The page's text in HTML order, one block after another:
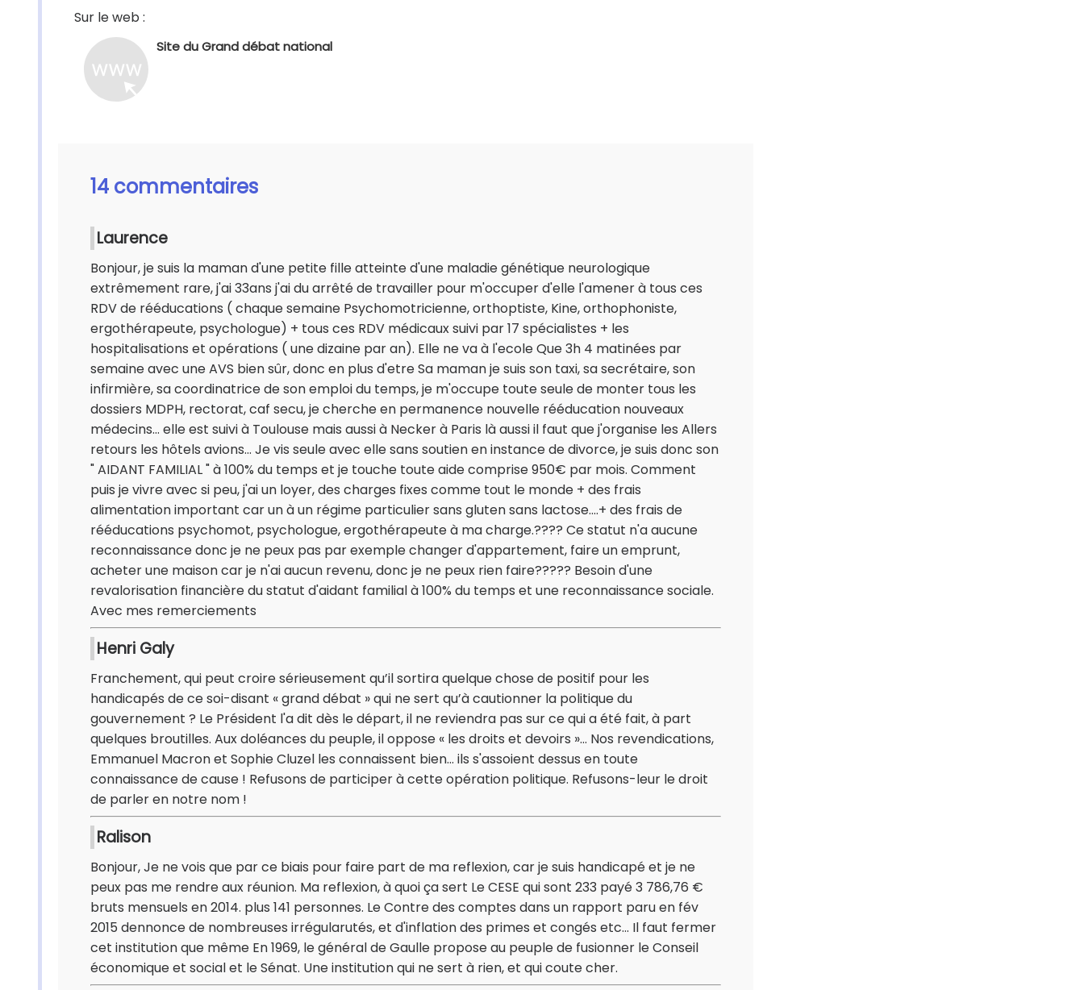
Sur le web :
Site du Grand débat national
14 commentaires
Laurence
Bonjour, je suis la maman d'une petite fille atteinte d'une maladie génétique neurologique
extrêmement rare, j'ai 33ans j'ai du arrêté de travailler pour m'occuper d'elle l'amener à tous ces
RDV de rééducations ( chaque semaine Psychomotricienne, orthoptiste, Kine, orthophoniste,
ergothérapeute, psychologue) + tous ces RDV médicaux suivi par 17 spécialistes + les
hospitalisations et opérations ( une dizaine par an). Elle ne va à l'ecole Que 3h 4 matinées par
semaine avec une AVS bien sûr, donc en plus d'etre Sa maman je suis son taxi, sa secrétaire, son
infirmière, sa coordinatrice de son emploi du temps, je m'occupe toute seule de monter tous les
dossiers MDPH, rectorat, caf secu, je cherche en permanence nouvelle rééducation nouveaux
médecins... elle est suivi à Toulouse mais aussi à Necker à Paris là aussi il faut que j'organise les Allers
retours les hôtels avions... Je vis seule avec elle sans soutien en instance de divorce, je suis donc son
" AIDANT FAMILIAL " à 100% du temps et je touche toute aide comprise 950€ par mois. Comment
puis je vivre avec si peu, j'ai un loyer, des charges fixes comme tout le monde + des frais
alimentation important car un à un régime particulier sans gluten sans lactose....+ des frais de
rééducations psychomot, psychologue, ergothérapeute à ma charge.???? Ce statut n'a aucune
reconnaissance donc je ne peux pas par exemple changer d'appartement, faire un emprunt,
acheter une maison car je n'ai aucun revenu, donc je ne peux rien faire????? Besoin d'une
revalorisation financière du statut d'aidant familial à 100% du temps et une reconnaissance sociale.
Avec mes remerciements
Henri Galy
Franchement, qui peut croire sérieusement qu’il sortira quelque chose de positif pour les
handicapés de ce soi-disant « grand débat » qui ne sert qu’à cautionner la politique du
gouvernement ? Le Président l'a dit dès le départ, il ne reviendra pas sur ce qui a été fait, à part
quelques broutilles. Aux doléances du peuple, il oppose « les droits et devoirs »… Nos revendications,
Emmanuel Macron et Sophie Cluzel les connaissent bien… ils s'assoient dessus en toute
connaissance de cause ! Refusons de participer à cette opération politique. Refusons-leur le droit
de parler en notre nom !
Ralison
Bonjour, Je ne vois que par ce biais pour faire part de ma reflexion, car je suis handicapé et je ne
peux pas me rendre aux réunion. Ma reflexion, à quoi ça sert Le CESE qui sont 233 payé 3 786,76 €
bruts mensuels en 2014. plus 141 personnes. Le Contre des comptes dans un rapport paru en fév
2015 dennonce de nombreuses irrégularutés, et d'inflation des primes et congés etc... Il faut fermer
cet institution que même En 1969, le général de Gaulle propose au peuple de fusionner le Conseil
économique et social et le Sénat. Une institution qui ne sert à rien, et qui coute cher.